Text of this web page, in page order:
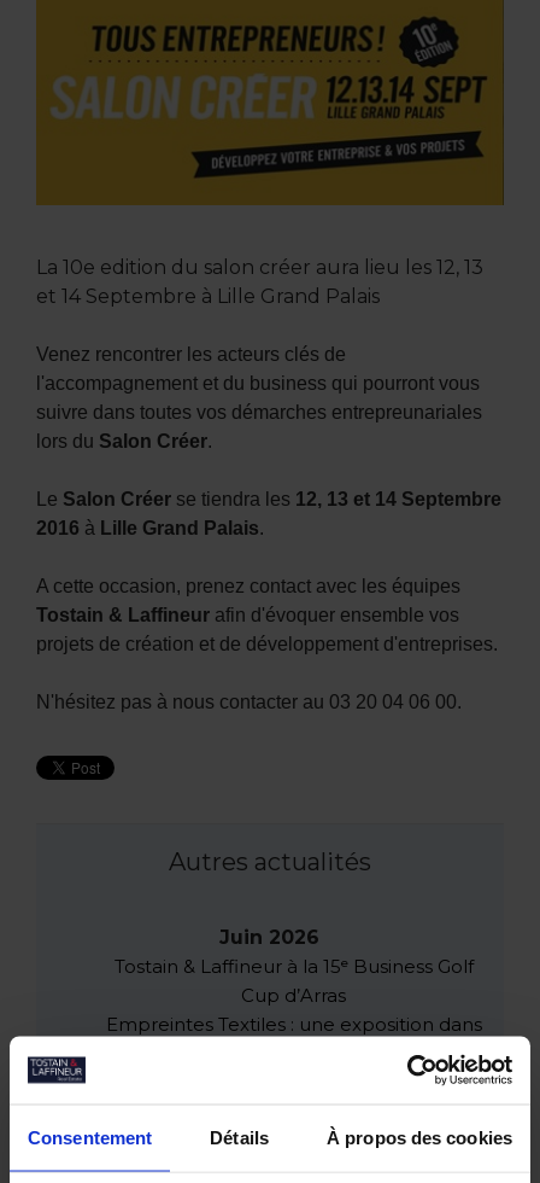
Consentement Détails À propos des cookies
La 10e edition du salon créer aura lieu les 12, 13
et 14 Septembre à Lille Grand Palais
Venez rencontrer les acteurs clés de
l'accompagnement et du business qui pourront vous
suivre dans toutes vos démarches entrepreunariales
lors du Salon Créer.
Le Salon Créerse tiendra les 12, 13 et 14 Septembre
2016 à Lille Grand Palais.
A cette occasion, prenez contact avec les équipes
Tostain & Laffineurafin d'évoquer ensemble vos
projets de création et de développement d'entreprises.
N'hésitez pas à nous contacter au 03 20 04 06 00.
Autres actualités
Juin 2026
Tostain & Laffineur à la 15ᵉ Business Golf
Cup d’Arras
Empreintes Textiles : une exposition dans
hybride et convivial à la Pilaterie
Bureaux à vendre à Wasquehal : 772 m²